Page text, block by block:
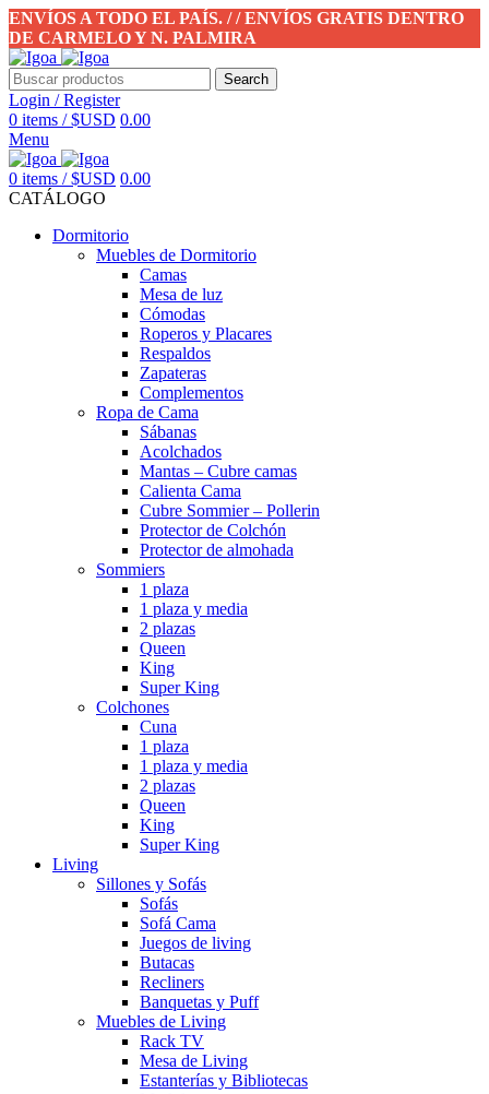
ENVÍOS A TODO EL PAÍS. / / ENVÍOS GRATIS DENTRO
DE CARMELO Y N. PALMIRA
Search
Login / Register
0 items / $USD 0.00
Menu
0 items / $USD 0.00
CATÁLOGO
Dormitorio
Muebles de Dormitorio
Camas
Mesa de luz
Cómodas
Roperos y Placares
Respaldos
Zapateras
Complementos
Ropa de Cama
Sábanas
Acolchados
Mantas – Cubre camas
Calienta Cama
Cubre Sommier – Pollerin
Protector de Colchón
Protector de almohada
Sommiers
1 plaza
1 plaza y media
2 plazas
Queen
King
Super King
Colchones
Cuna
1 plaza
1 plaza y media
2 plazas
Queen
King
Super King
Living
Sillones y Sofás
Sofás
Sofá Cama
Juegos de living
Butacas
Recliners
Banquetas y Puff
Muebles de Living
Rack TV
Mesa de Living
Estanterías y Bibliotecas